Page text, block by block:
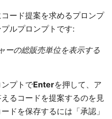
ード提案を求めるプロンプ
ルプロンプトです:
ーの総販売単位を表示する
プトでEnterを押して、ア
るコードを提案するのを見
ドを保存するには「承認」